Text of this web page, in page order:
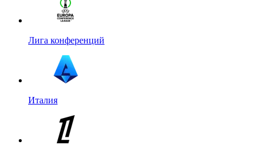
Лига конференций
Италия